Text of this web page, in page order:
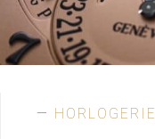
HORLOGERIE